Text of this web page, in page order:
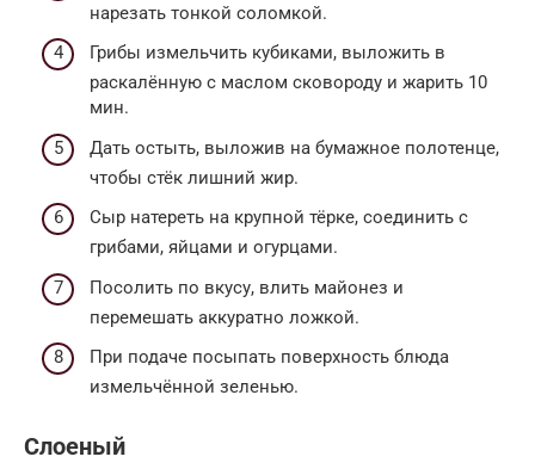
нарезать тонкой соломкой.
Грибы измельчить кубиками, выложить в
раскалённую с маслом сковороду и жарить 10
мин.
Дать остыть, выложив на бумажное полотенце,
чтобы стёк лишний жир.
Сыр натереть на крупной тёрке, соединить с
грибами, яйцами и огурцами.
Посолить по вкусу, влить майонез и
перемешать аккуратно ложкой.
При подаче посыпать поверхность блюда
измельчённой зеленью.
Слоеный